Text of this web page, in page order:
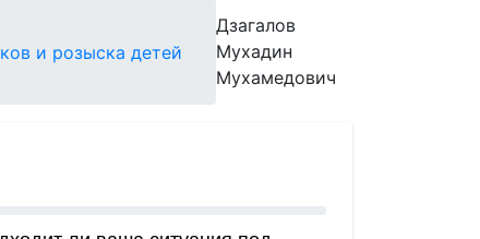
и розыска детей
Дзагалов
Мухадин
Мухамедович